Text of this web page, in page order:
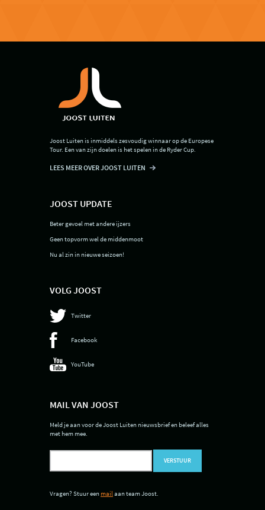
Joost Luiten is inmiddels zesvoudig winnaar op de Europese
Tour. Een van zijn doelen is het spelen in de Ryder Cup.
LEES MEER OVER JOOST LUITEN
JOOST UPDATE
Beter gevoel met andere ijzers
Geen topvorm wel de middenmoot
Nu al zin in nieuwe seizoen!
VOLG JOOST
Twitter
Facebook
YouTube
MAIL VAN JOOST
Meld je aan voor de Joost Luiten nieuwsbrief en beleef alles
met hem mee.
VERSTUUR
Vragen? Stuur een mail aan team Joost.